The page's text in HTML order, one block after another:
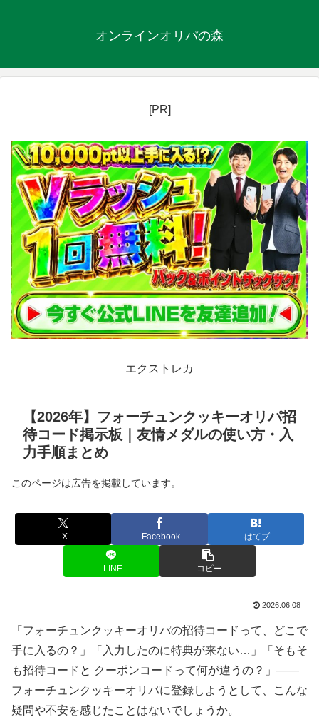
オンラインオリパの森
[PR]
エクストレカ
【2026年】フォーチュンクッキーオリパ招
待コード掲示板｜友情メダルの使い方・入
力手順まとめ
このページは広告を掲載しています。
X Facebook はてブ
LINE コピー
2026.06.08
「フォーチュンクッキーオリパの招待コードって、どこで
手に入るの？」「入力したのに特典が来ない…」「そもそ
も招待コードと クーポンコードって何が違うの？」——
フォーチュンクッキーオリパに登録しようとして、こんな
疑問や不安を感じたことはないでしょうか。